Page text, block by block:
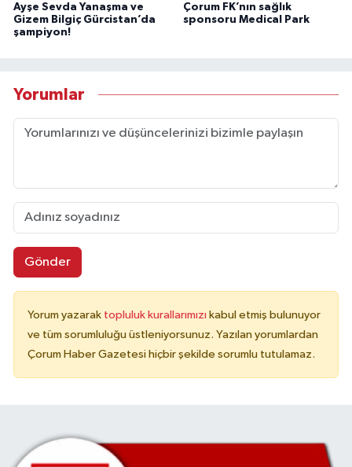
Ayşe Sevda Yanaşma ve
Gizem Bilgiç Gürcistan’da
şampiyon!
Çorum FK’nın sağlık
sponsoru Medical Park
Yorumlar
Gönder
Yorum yazarak topluluk kurallarımızı kabul etmiş bulunuyor
ve tüm sorumluluğu üstleniyorsunuz. Yazılan yorumlardan
Çorum Haber Gazetesi hiçbir şekilde sorumlu tutulamaz.